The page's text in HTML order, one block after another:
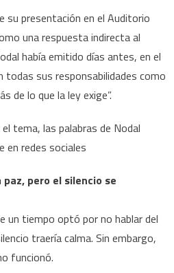
su presentación en el Auditorio
una respuesta indirecta al
había emitido días antes, en el
todas sus responsabilidades como
de lo que la ley exige”.
tema, las palabras de Nodal
en redes sociales
pero el silencio se
un tiempo optó por no hablar del
traería calma. Sin embargo,
funcionó.